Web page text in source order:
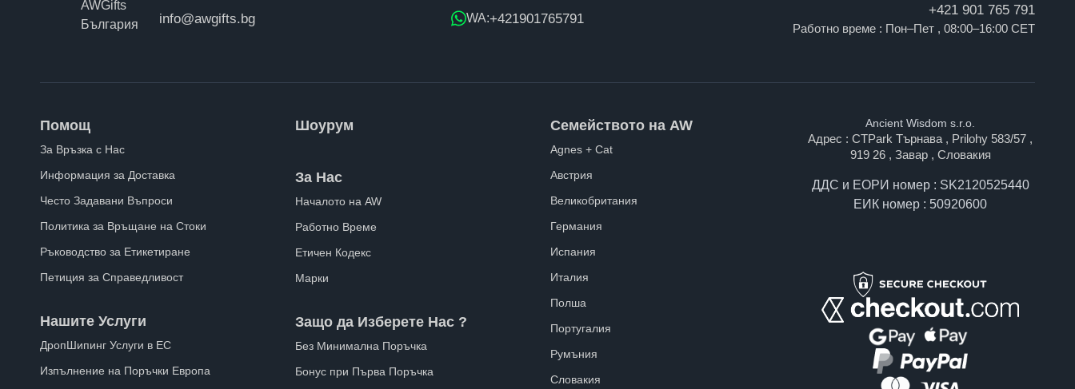
info@awgifts.bg WA:+421901765791
+421 901 765 791
Работно време : Пон–Пет , 08:00–16:00 CET
Помощ
За Връзка с Нас
Информация за Доставка
Често Задавани Въпроси
Политика за Връщане на Стоки
Ръководство за Етикетиране
Петиция за Справедливост
Нашите Услуги
ДропШипинг Услуги в ЕС
Изпълнение на Поръчки Европа
Шоурум
За Нас
Началото на AW
Работно Време
Етичен Кодекс
Марки
Защо да Изберете Нас ?
Без Минимална Поръчка
Бонус при Първа Поръчка
Семейството на AW
Agnes + Cat
Австрия
Великобритания
Германия
Испания
Италия
Полша
Португалия
Румъния
Словакия
Ancient Wisdom s.r.o.
Адрес : CTPark Търнава , Prilohy 583/57 ,
919 26 , Завар , Словакия
ДДС и ЕОРИ номер : SK2120525440
ЕИК номер : 50920600